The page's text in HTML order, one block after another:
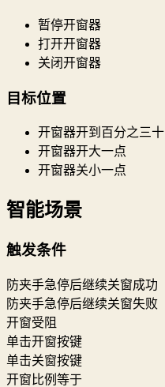
暂停开窗器
打开开窗器
关闭开窗器
目标位置
开窗器开到百分之三十
开窗器开大一点
开窗器关小一点
智能场景
触发条件
防夹手急停后继续关窗成功
防夹手急停后继续关窗失败
开窗受阻
单击开窗按键
单击关窗按键
开窗比例等于